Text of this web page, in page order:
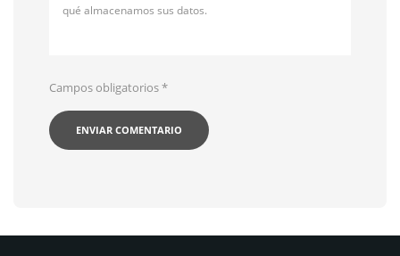
qué almacenamos sus datos.
Campos obligatorios*